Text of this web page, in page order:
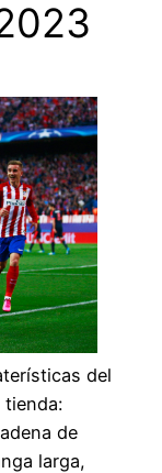
del
tienda:
de
larga,